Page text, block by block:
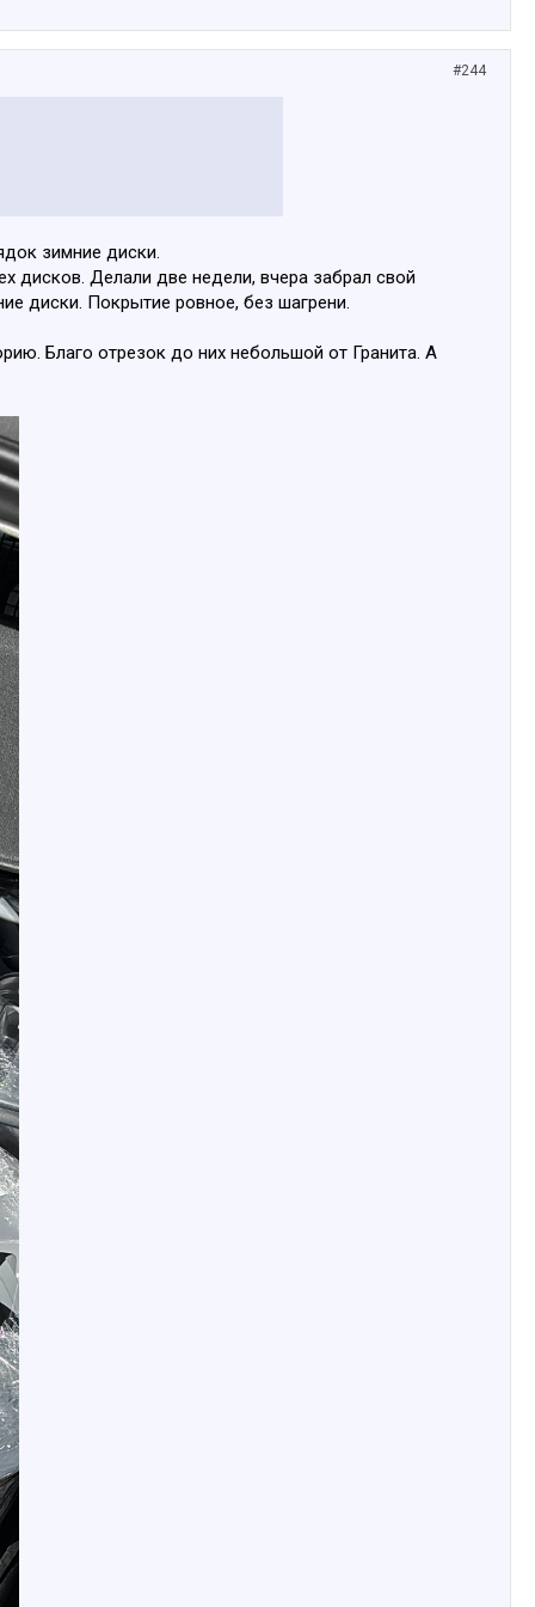
#244
зимние диски.
дисков. Делали две недели, вчера забрал свой
диски. Покрытие ровное, без шагрени.
Благо отрезок до них небольшой от Гранита. А